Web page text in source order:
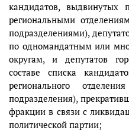
кандидатов, выдвинутых
региональными
подразделениями),
по одномандатным или
округам, и депутатов
составе списка
регионального
подразделения),
фракции в связи с
политической партии;